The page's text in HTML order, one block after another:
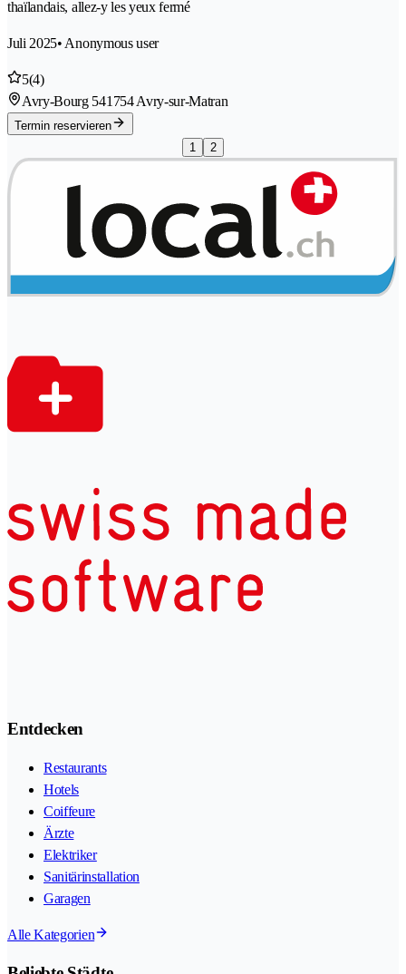
thaïlandais, allez-y les yeux fermé
Juli 2025• Anonymous user
5(4)
Avry-Bourg 541754 Avry-sur-Matran
Termin reservieren
1
2
Entdecken
Restaurants
Hotels
Coiffeure
Ärzte
Elektriker
Sanitärinstallation
Garagen
Alle Kategorien